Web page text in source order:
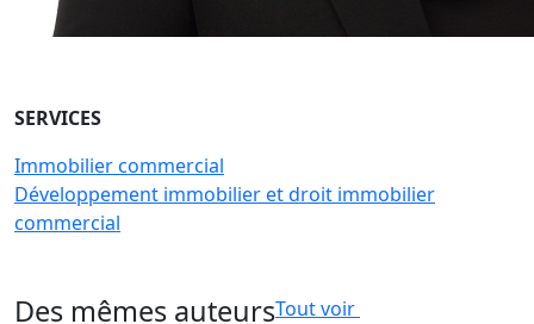
SERVICES
Immobilier commercial
Développement immobilier et droit immobilier
commercial
Des mêmes auteursTout voir